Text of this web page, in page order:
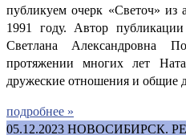
публикуем очерк «Светоч»
1991 году. Автор
Светлана Александровна
протяжении многих лет
дружеские отношения и общие
подробнее »
05.12.2023 НОВОСИБИРСК.